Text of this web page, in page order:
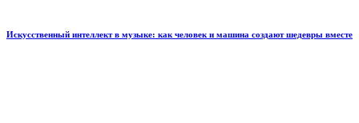
Искусственный интеллект в музыке: как человек и машина создают шедевры вместе